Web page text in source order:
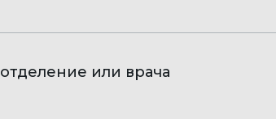
или врача